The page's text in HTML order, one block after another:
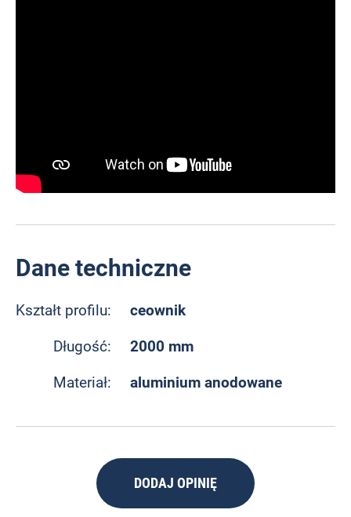
Dane techniczne
Kształt profilu: ceownik
Długość: 2000 mm
Materiał: aluminium anodowane
DODAJ OPINIĘ